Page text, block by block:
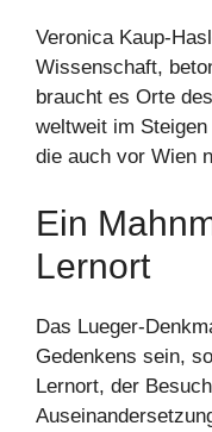
Veronica Kaup-
Wissenschaft,
braucht es Orte
weltweit im
die auch vor Wien
Ein
Lernort
Das Lueger-
Gedenkens sein,
Lernort, der